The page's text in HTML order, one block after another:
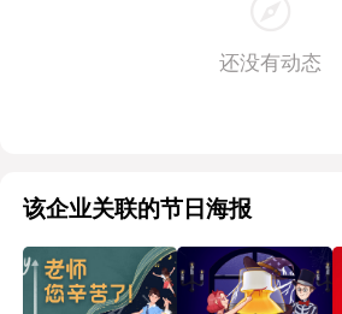
还没有动态
该企业关联的节日海报